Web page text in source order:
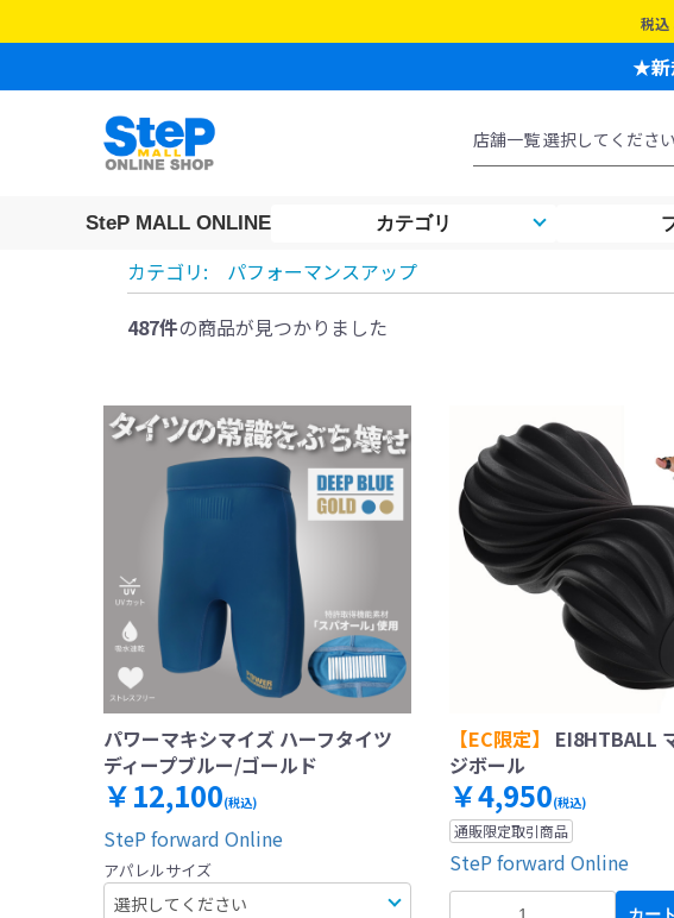
税込
★新
SteP MALL ONLINE カテゴリ
カテゴリ:
パフォーマンスアップ
487件の商品が見つかりました
パワーマキシマイズ ハーフタイツ
ディープブルー/ゴールド
￥12,100(税込)
SteP forward Online
アパレルサイズ
【EC限定】
EI8HTBALL
ジボール
￥4,950(税込)
通販限定取引商品
SteP forward Online
カー